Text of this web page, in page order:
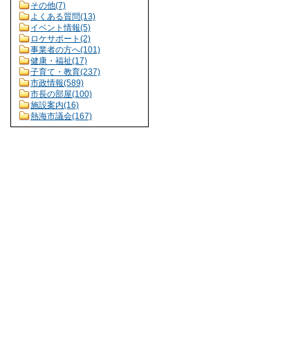
その他(7)
よくある質問(13)
イベント情報(5)
ロケサポート(2)
事業者の方へ(101)
健康・福祉(17)
子育て・教育(237)
市政情報(589)
市長の部屋(100)
施設案内(16)
熱海市議会(167)